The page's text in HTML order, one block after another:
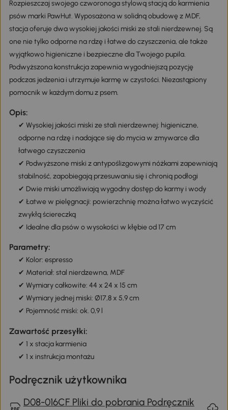
Rozpieszczaj swojego czworonoga stylową stacją do karmienia
psów marki PawHut. Wyposażona w solidną obudowę z MDF,
stacja oferuje dwa wysokiej jakości miski ze stali nierdzewnej. Są
one nie tylko odporne na rdzę i łatwe do czyszczenia, ale także
wyjątkowo higieniczne i bezpieczne dla Twojego pupila.
Podwyższona konstrukcja zapewnia wygodniejszą pozycję
podczas jedzenia i utrzymuje karmę w czystości. Niezastąpiony
pomocnik w każdym domu z psem.
Opis:
✔ Wysokiej jakości miski ze stali nierdzewnej: higieniczne,
odporne na rdzę i nadające się do mycia w zmywarce dla
łatwego czyszczenia
✔ Podwyższone miski z antypoślizgowymi nóżkami zapewniają
stabilność, zapobiegają przesuwaniu się i chronią podłogi
✔ Dwie miski umożliwiają wygodny dostęp do karmy i wody
✔ Łatwe w pielęgnacji: powierzchnię można łatwo wyczyścić
zwykłą ściereczką
✔ Idealne dla psów o wysokości w kłębie od 17 cm
Parametry:
✔ Kolor: espresso
✔ Materiał: stal nierdzewna, MDF
✔ Wymiary całkowite: 44 x 24 x 15 cm
✔ Wymiary jednej miski: Ø17,8 x 5,9 cm
✔ Pojemność miski: ok. 0,9 l
Zawartość przesyłki:
✔ 1 x stacja karmienia
✔ 1 x instrukcja montażu
Podręcznik użytkownika
D08-016CF Pliki do pobrania Podręcznik